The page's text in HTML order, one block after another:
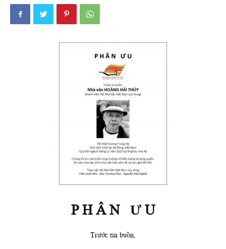
P H Â N Ư U
Trước tin buồn,